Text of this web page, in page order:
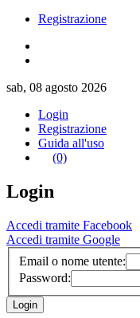
Registrazione
sab, 08 agosto 2026
Login
Registrazione
Guida all'uso
(0)
Login
Accedi tramite Facebook
Accedi tramite Google
Email o nome utente:
Password: